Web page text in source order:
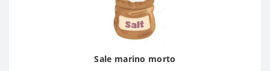
Sale marino morto